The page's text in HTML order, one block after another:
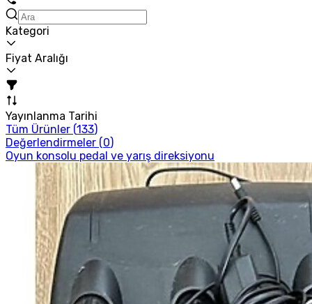
Kategori
Fiyat Aralığı
Yayınlanma Tarihi
Tüm Ürünler (133)
Değerlendirmeler (0)
Oyun konsolu pedal ve yarış direksiyonu